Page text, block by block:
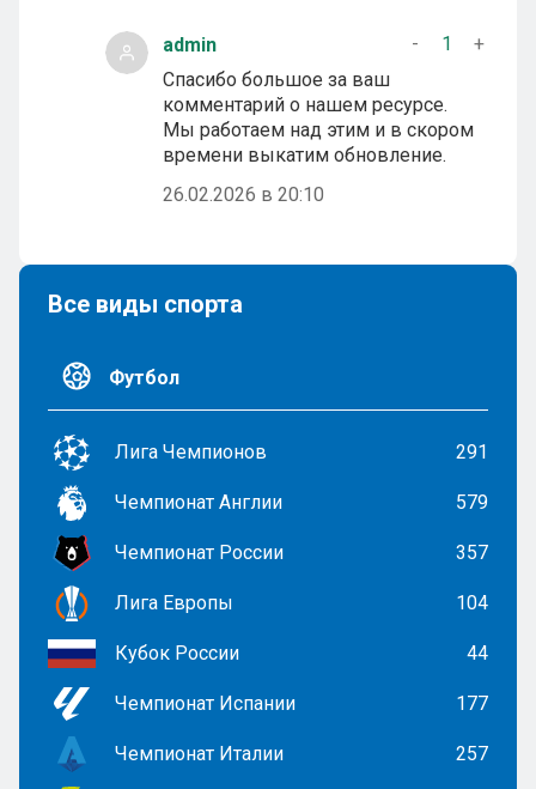
admin - 1
+
Спасибо большое за ваш
комментарий о нашем ресурсе.
Мы работаем над этим и в скором
времени выкатим обновление.
26.02.2026 в 20:10
Все виды спорта
Футбол
Лига Чемпионов 291
Чемпионат Англии 579
Чемпионат России 357
Лига Европы 104
Кубок России 44
Чемпионат Испании 177
Чемпионат Италии 257